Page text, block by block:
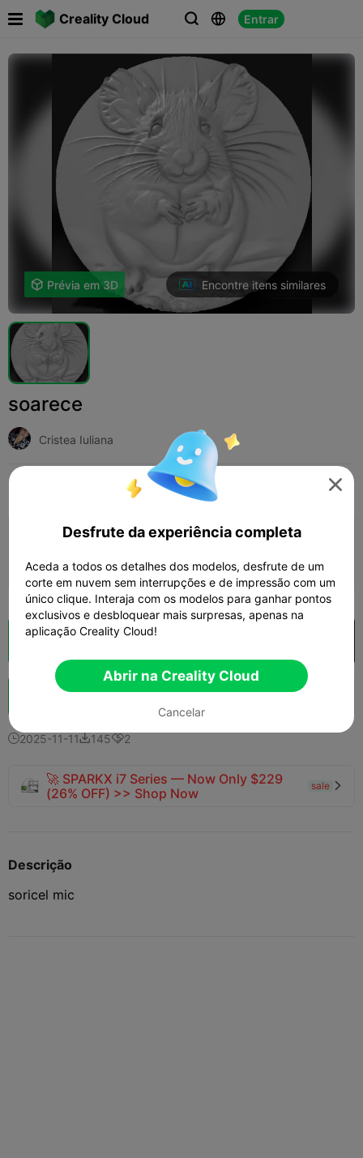
Creality Cloud   Entrar
 
 Prévia em 3D Encontre itens similares
soarece
Cristea Iuliana
Adicionar Arte e Design Outro 
Adicionar configuração de impressão
Ganhar mais pontos
Fatiamento na Nuvem
Boost 141 6 
2025-11-111452
🚀 SPARKX i7 Series — Now Only $229
(26% OFF) >> Shop Now
sale 
Descrição
soricel mic

Desfrute da experiência completa
Aceda a todos os detalhes dos modelos, desfrute de um
corte em nuvem sem interrupções e de impressão com um
único clique. Interaja com os modelos para ganhar pontos
exclusivos e desbloquear mais surpresas, apenas na
aplicação Creality Cloud!
Abrir na Creality Cloud
Cancelar